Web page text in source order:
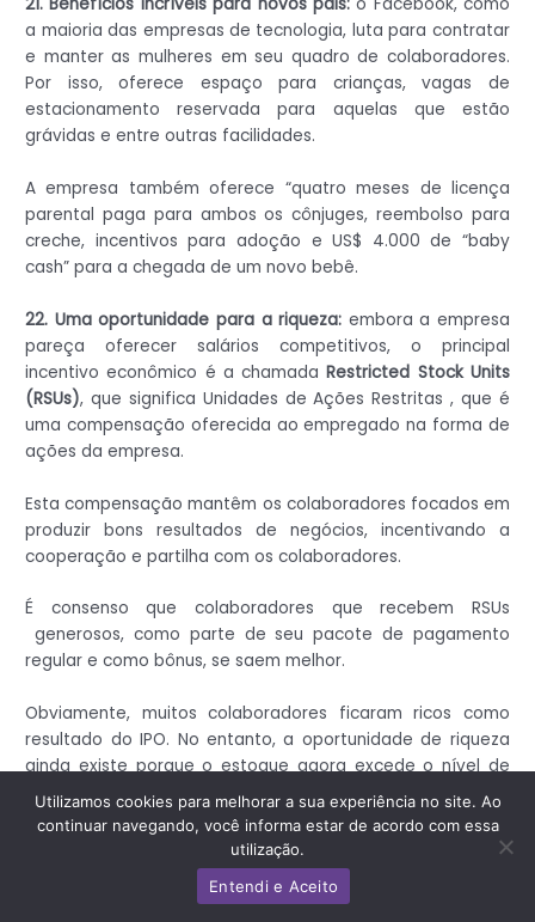
a maioria das empresas de tecnologia, luta para contratar
e manter as mulheres em seu quadro de colaboradores.
Por isso, oferece espaço para crianças, vagas de
estacionamento reservada para aquelas que estão
grávidas e entre outras facilidades.
A empresa também oferece “quatro meses de licença
parental paga para ambos os cônjuges, reembolso para
creche, incentivos para adoção e US$ 4.000 de “baby
cash” para a chegada de um novo bebê.
22. Uma oportunidade para a riqueza: embora a empresa
pareça oferecer salários competitivos, o principal
incentivo econômico é a chamadaRestricted Stock Units
(RSUs), que significa Unidades de Ações Restritas , que é
uma compensação oferecida ao empregado na forma de
ações da empresa.
Esta compensação mantêm os colaboradores focados em
produzir bons resultados de negócios, incentivando a
cooperação e partilha com os colaboradores.
É consenso que colaboradores que recebem RSUs
generosos, como parte de seu pacote de pagamento
regular e como bônus, se saem melhor.
Obviamente, muitos colaboradores ficaram ricos como
resultado do IPO. No entanto, a oportunidade de riqueza
ainda existe porque o estoque agora excede o nível de
IPO e seu valor tem crescido rapidamente.
23. Incentivo a morar próximo à sede:
um dos mais
atraentes “benefícios” de aumento de trabalho que eu já
encontrei ocorreu no Facebook em seus primeiros anos
Utilizamos cookies para melhorar a sua experiência no site. Ao
continuar navegando, você informa estar de acordo com essa
utilização.
Entendi e Aceito